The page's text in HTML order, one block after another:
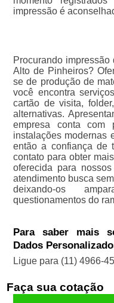
impressão é
Procurando
Alto de Pinheiros?
se de produção de
você encontra
cartão de visita,
alternativas.
empresa conta com
instalações modernas
então a confiança de
contato para obter
oferecida para
atendimento busca
deixando-os
questionamentos do
Para saber mais
Dados
Ligue para (11) 4966-
Faça sua cotação